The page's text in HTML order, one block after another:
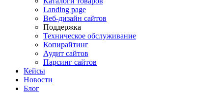
Landing page
Веб-дизайн сайтов
Поддержка
Техническое обслуживание
Копирайтинг
Аудит сайтов
Парсинг сайтов
Кейсы
Новости
Блог